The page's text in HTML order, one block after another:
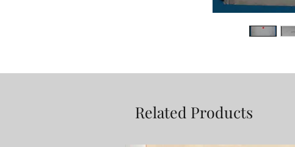
Related Products